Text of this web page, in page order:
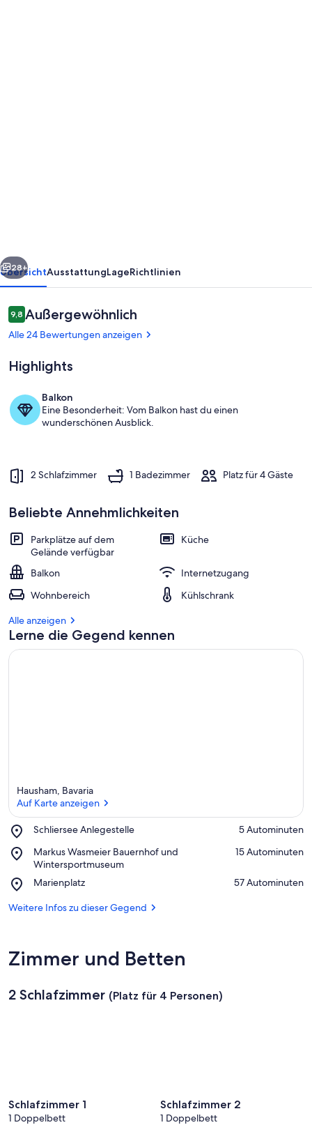
mit
Südbalkon
Weiter
28+
ÜbersichtAusstattungLageRichtlinien
Bewertungen
9,89,8 von 10.
Außergewöhnlich
Alle 24 Bewertungen anzeigen
Highlights
Balkon
Eine Besonderheit: Vom Balkon hast du einen
wunderschönen Ausblick.
2 Schlafzimmer 1 Badezimmer Platz für 4 Gäste
Beliebte Annehmlichkeiten
Parkplätze auf dem
Gelände verfügbar
Küche
Balkon
Internetzugang
Wohnbereich
Kühlschrank
Alle anzeigen
Lerne die Gegend kennen
Hausham, Bavaria
Auf Karte anzeigen
Schliersee Anlegestelle
Place,
Anlegestelle
‪5 Autominuten‬
Markus Wasmeier Bauernhof und
Wintersportmuseum
Place,
Markus
Wasmeier
Bauernhof
und
Wintersportmuseum
‪15 Autominuten‬
Marienplatz
Place,
‪57 Autominuten‬
Weitere Infos zu dieser Gegend
Zimmer und Betten
2 Schlafzimmer (Platz für 4 Personen)
Schlafzimmer 1
1 Doppelbett
Schlafzimmer 2
1 Doppelbett